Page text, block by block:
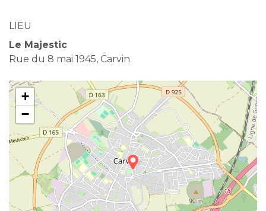
LIEU
Le Majestic
Rue du 8 mai 1945, Carvin
+
−